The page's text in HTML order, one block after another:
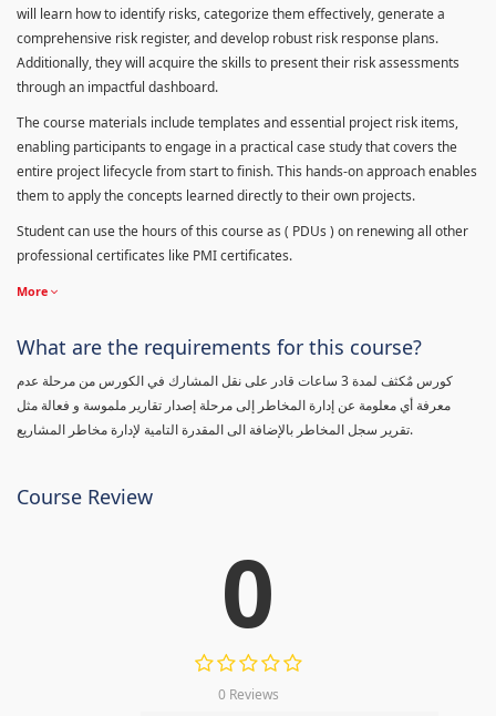
will learn how to identify risks, categorize them effectively, generate a
comprehensive risk register, and develop robust risk response plans.
Additionally, they will acquire the skills to present their risk assessments
through an impactful dashboard.
The course materials include templates and essential project risk items,
enabling participants to engage in a practical case study that covers the
entire project lifecycle from start to finish. This hands-on approach enables
them to apply the concepts learned directly to their own projects.
Student can use the hours of this course as ( PDUs ) on renewing all other
professional certificates like PMI certificates.
More
What are the requirements for this course?
كورس مٌكثف لمدة 3 ساعات قادر على نقل المشارك في الكورس من مرحلة عدم
معرفة أي معلومة عن إدارة المخاطر إلى مرحلة إصدار تقارير ملموسة و فعالة مثل
تقرير سجل المخاطر بالإضافة الى المقدرة التامية لإدارة مخاطر المشاريع.
Course Review
0
0 Reviews